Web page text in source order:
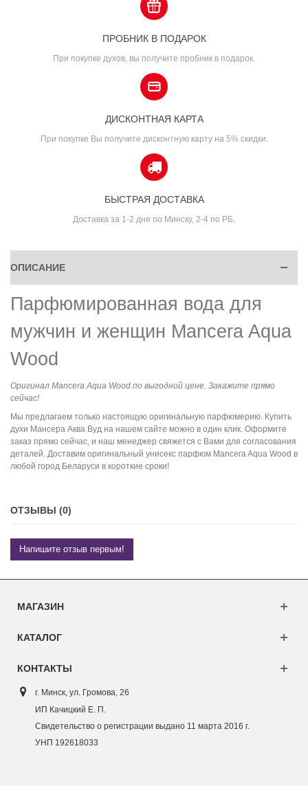
ПРОБНИК В ПОДАРОК
При покупке духов, вы получите пробник в подарок.
ДИСКОНТНАЯ КАРТА
При покупке Вы получите дисконтную карту на 5% скидки.
БЫСТРАЯ ДОСТАВКА
Доставка за 1-2 дня по Минску, 2-4 по РБ.
ОПИСАНИЕ
Парфюмированная вода для
мужчин и женщин Mancera Aqua
Wood
Оригинал Mancera Aqua Wood по выгодной цене. Закажите прямо
сейчас!
Мы предлагаем только настоящую оригинальную парфюмерию. Купить
духи Мансера Аква Вуд на нашем сайте можно в один клик. Оформите
заказ прямо сейчас, и наш менеджер свяжется с Вами для согласования
деталей. Доставим оригинальный унисекс парфюм Mancera Aqua Wood в
любой город Беларуси в короткие сроки!
ОТЗЫВЫ (0)
Напишите отзыв первым!
МАГАЗИН
КАТАЛОГ
КОНТАКТЫ
г. Минск, ул. Громова, 26
ИП Качицкий Е. П.
Свидетельство о регистрации выдано 11 марта 2016 г.
УНП 192618033